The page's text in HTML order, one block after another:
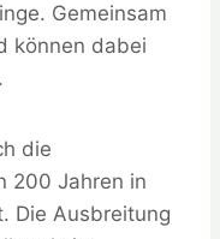
Gemeinsam
können dabei
die
200 Jahren in
Die Ausbreitung